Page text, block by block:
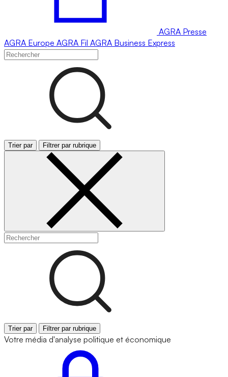
AGRA Presse
AGRA Europe AGRA Fil AGRA Business Express
Trier par Filtrer par rubrique
Trier par Filtrer par rubrique
Votre média d'analyse politique et économique